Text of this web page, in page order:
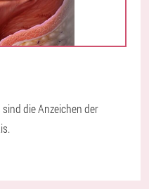
die Anzeichen der